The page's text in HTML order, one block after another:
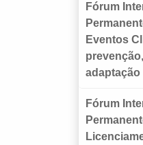
Fórum
Eventos
adaptação
Fórum